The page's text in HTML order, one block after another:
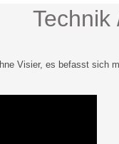
Technik
Visier, es befasst sich